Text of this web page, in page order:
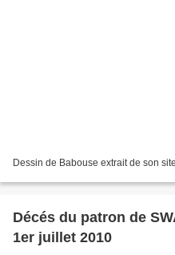
Dessin de Babouse extrait de son site.
Décés du patron de
1er juillet 2010